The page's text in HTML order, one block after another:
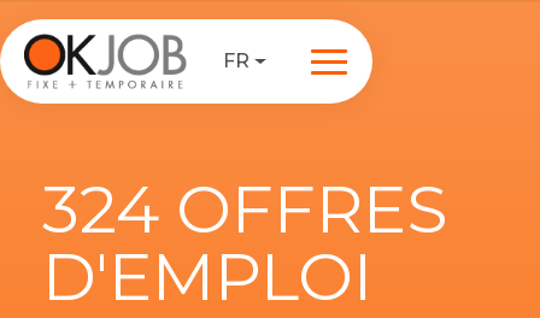
FR
324 OFFRES
D'EMPLOI